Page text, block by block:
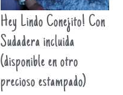
Hey Lindo Conejito! Con
Sudadera incluida
(disponible en otro
precioso estampado)